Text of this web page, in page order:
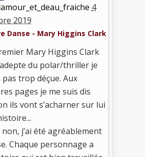
4
2019
Danse - Mary Higgins Clark
Mary Higgins Clark
du polar/thriller je
pas trop déçue. Aux
pages je me suis dis
ils vont s’acharner sur lui
non, j’ai été agréablement
Chaque personnage a